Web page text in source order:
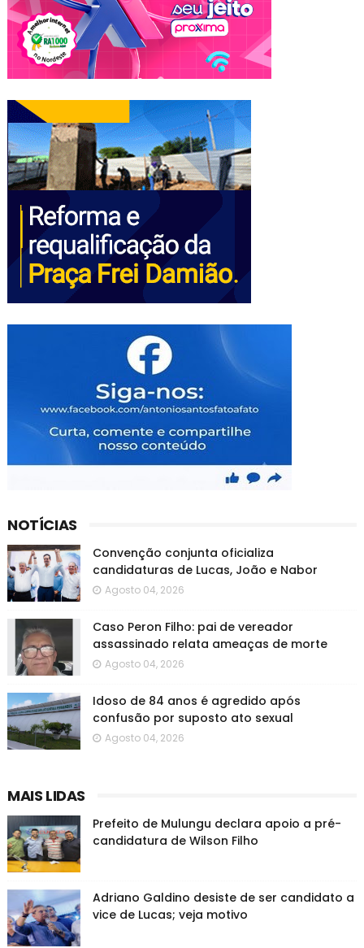
NOTÍCIAS
Convenção conjunta oficializa
candidaturas de Lucas, João e Nabor
Agosto 04, 2026
Caso Peron Filho: pai de vereador
assassinado relata ameaças de morte
Agosto 04, 2026
Idoso de 84 anos é agredido após
confusão por suposto ato sexual
Agosto 04, 2026
MAIS LIDAS
Prefeito de Mulungu declara apoio a pré-
candidatura de Wilson Filho
Adriano Galdino desiste de ser candidato a
vice de Lucas; veja motivo